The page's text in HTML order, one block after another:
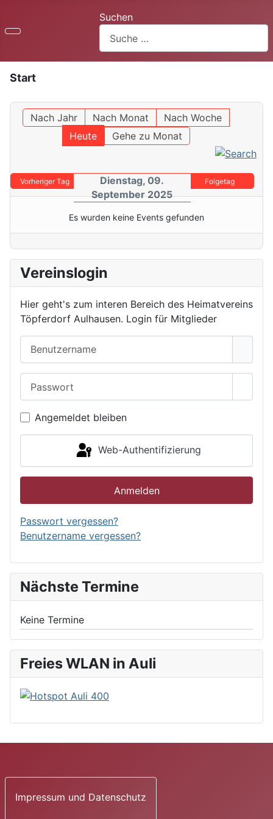
Suchen
Start
Nach Jahr Nach Monat
Nach Woche
Heute
Gehe zu Monat
Vorheriger Tag
Dienstag, 09.
September 2025
Folgetag
Es wurden keine Events gefunden
Vereinslogin
Hier geht's zum interen Bereich des Heimatvereins
Töpferdorf Aulhausen. Login für Mitglieder
Angemeldet bleiben
Web-Authentifizierung
Anmelden
Passwort vergessen?
Benutzername vergessen?
Nächste Termine
Keine Termine
Freies WLAN in Auli
Impressum und Datenschutz